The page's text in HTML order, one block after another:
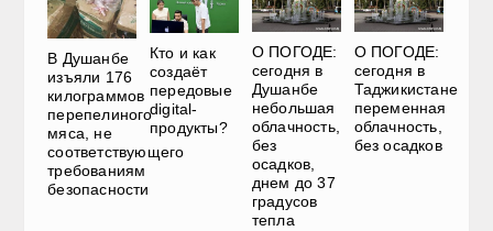
В Душанбе
изъяли 176
килограммов
перепелиного
мяса, не
соответствующего
требованиям
безопасности
Кто и как
создаёт
передовые
digital-
продукты?
О ПОГОДЕ:
сегодня в
Душанбе
небольшая
облачность,
без
осадков,
днем до 37
градусов
тепла
О ПОГОДЕ:
сегодня в
Таджикистане
переменная
облачность,
без осадков